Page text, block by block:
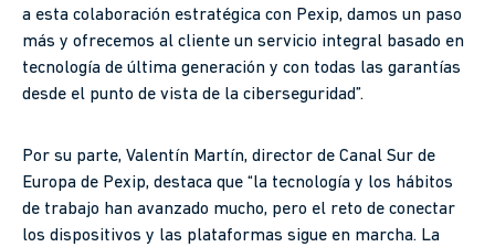
a esta colaboración estratégica con Pexip, damos un paso
más y ofrecemos al cliente un servicio integral basado en
tecnología de última generación y con todas las garantías
desde el punto de vista de la ciberseguridad”.
Por su parte, Valentín Martín, director de Canal Sur de
Europa de Pexip, destaca que “la tecnología y los hábitos
de trabajo han avanzado mucho, pero el reto de conectar
los dispositivos y las plataformas sigue en marcha. La